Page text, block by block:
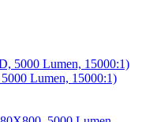
Lumen, 15000:1)